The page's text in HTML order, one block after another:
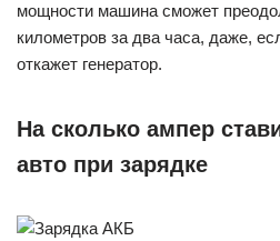
мощности машина сможет
километров за два часа, даже,
откажет генератор.
На сколько ампер
авто при зарядке